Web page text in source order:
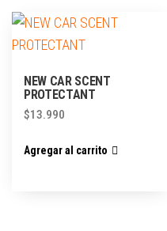
NEW CAR SCENT
PROTECTANT
$13.990
Agregar al carrito